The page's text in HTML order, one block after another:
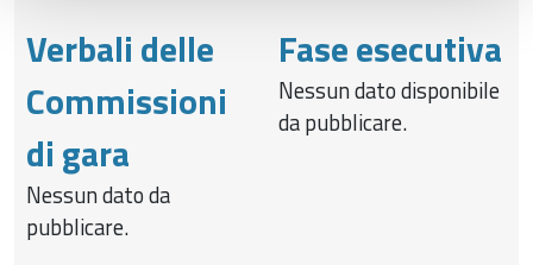
Verbali delle
Commissioni
di gara
Nessun dato da
pubblicare.
Fase esecutiva
Nessun dato disponibile
da pubblicare.